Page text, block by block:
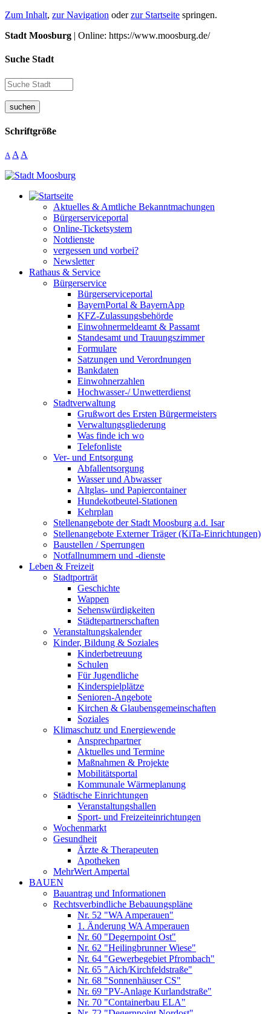
Zum Inhalt, zur Navigation oderzur Startseite springen.
Stadt Moosburg | Online: https://www.moosburg.de/
Suche Stadt
suchen
Schriftgröße
A A A
Aktuelles & Amtliche Bekanntmachungen
Bürgerserviceportal
Online-Ticketsystem
Notdienste
vergessen und vorbei?
Newsletter
Rathaus & Service
Bürgerservice
Bürgerserviceportal
BayernPortal & BayernApp
KFZ-Zulassungsbehörde
Einwohnermeldeamt & Passamt
Standesamt und Trauungszimmer
Formulare
Satzungen und Verordnungen
Bankdaten
Einwohnerzahlen
Hochwasser-/ Unwetterdienst
Stadtverwaltung
Grußwort des Ersten Bürgermeisters
Verwaltungsgliederung
Was finde ich wo
Telefonliste
Ver- und Entsorgung
Abfallentsorgung
Wasser und Abwasser
Altglas- und Papiercontainer
Hundekotbeutel-Stationen
Kehrplan
Stellenangebote der Stadt Moosburg a.d. Isar
Stellenangebote Externer Träger (KiTa-Einrichtungen)
Baustellen / Sperrungen
Notfallnummern und -dienste
Leben & Freizeit
Stadtporträt
Geschichte
Wappen
Sehenswürdigkeiten
Städtepartnerschaften
Veranstaltungskalender
Kinder, Bildung & Soziales
Kinderbetreuung
Schulen
Für Jugendliche
Kinderspielplätze
Senioren-Angebote
Kirchen & Glaubensgemeinschaften
Soziales
Klimaschutz und Energiewende
Ansprechpartner
Aktuelles und Termine
Maßnahmen & Projekte
Mobilitätsportal
Kommunale Wärmeplanung
Städtische Einrichtungen
Veranstaltungshallen
Sport- und Freizeiteinrichtungen
Wochenmarkt
Gesundheit
Ärzte & Therapeuten
Apotheken
MehrWert Ampertal
BAUEN
Bauantrag und Informationen
Rechtsverbindliche Bebauungspläne
Nr. 52 "WA Amperauen"
1. Änderung WA Amperauen
Nr. 60 "Degernpoint Ost"
Nr. 62 "Heilingbrunner Wiese"
Nr. 64 "Gewerbegebiet Pfrombach"
Nr. 65 "Aich/Kirchfeldstraße"
Nr. 68 "Sonnenhäuser CS"
Nr. 69 "PV-Anlage Kurlandstraße"
Nr. 70 "Containerbau ELA"